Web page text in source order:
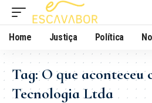
Home Justiça Política
Tag:O que aconteceu
Tecnologia Ltda